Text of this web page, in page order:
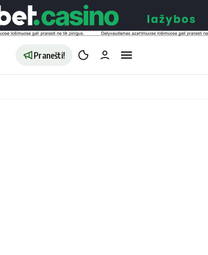
Pranešti!